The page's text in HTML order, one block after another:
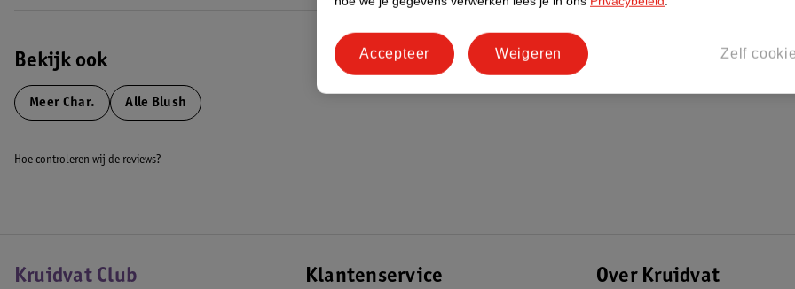
Bekijk ook
Meer Char. Alle Blush
Hoe controleren wij de reviews?
Kruidvat Club Klantenservice Over Kruidvat
Zelf
Weigeren
Accepteer